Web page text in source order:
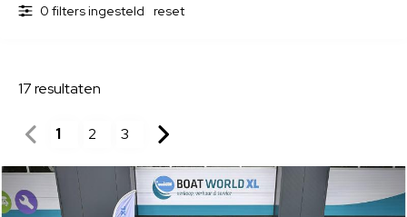
0 filters ingesteld reset
17resultaten
1 2 3